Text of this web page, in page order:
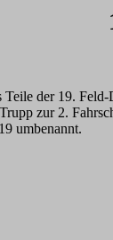
Teile der 19.
zur 2.
umbenannt.